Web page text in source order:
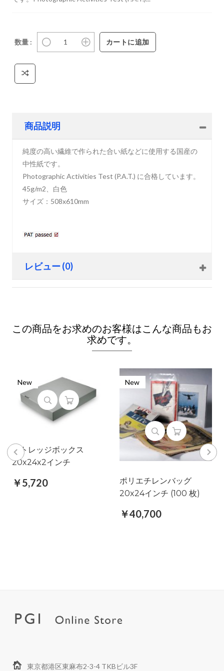
数量 :
商品説明
純度の高い繊維で作られた合い紙などに使用する国産の
中性紙です。
Photographic Activities Test (P.A.T.) に合格しています。
45g/m2、白色
サイズ：508x610mm
レビュー (0)
この商品をお求めのお客様はこんな商品もお
求めです。
New
ストレッジボックス
20x24x2インチ
￥5,720
New
ポリエチレンバッグ
20x24インチ (100 枚)
￥40,700